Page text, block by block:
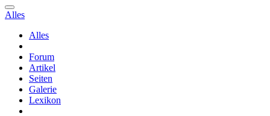
Alles
Alles
Forum
Artikel
Seiten
Galerie
Lexikon